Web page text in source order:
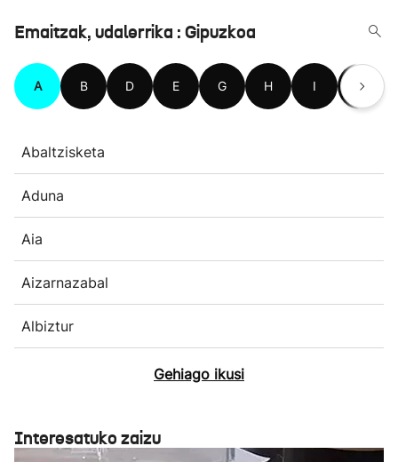
Emaitzak, udalerrika : Gipuzkoa
A B D E G H I L
Abaltzisketa
Aduna
Aia
Aizarnazabal
Albiztur
Gehiago ikusi
Interesatuko zaizu